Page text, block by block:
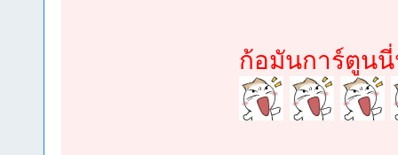
ก้อมันการ์ตูน